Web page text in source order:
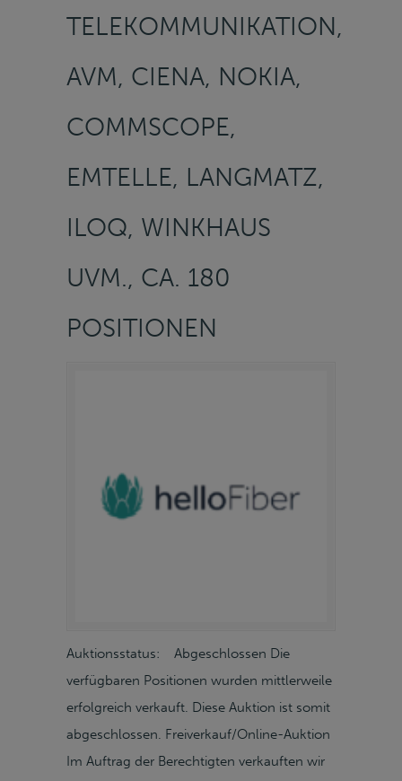
TELEKOMMUNIKATION,
AVM, CIENA, NOKIA,
COMMSCOPE,
EMTELLE, LANGMATZ,
ILOQ, WINKHAUS
UVM., CA. 180
POSITIONEN
Auktionsstatus: Abgeschlossen Die
verfügbaren Positionen wurden mittlerweile
erfolgreich verkauft. Diese Auktion ist somit
abgeschlossen. Freiverkauf/Online-Auktion
Im Auftrag der Berechtigten verkauften wir